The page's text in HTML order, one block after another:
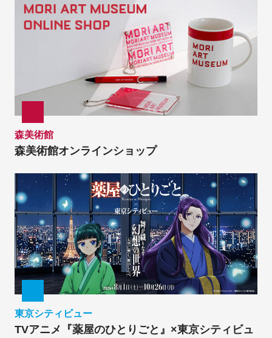
森美術館
森美術館オンラインショップ
東京シティビュー
TVアニメ『薬屋のひとりごと』×東京シティビュ